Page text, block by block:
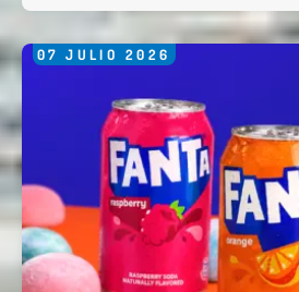
07 JULIO 2026